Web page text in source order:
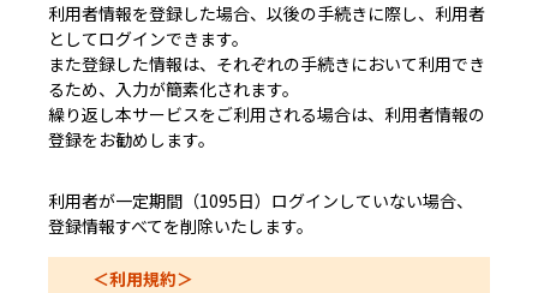
利用者情報を登録した場合、以後の手続きに際し、利用者
としてログインできます。
また登録した情報は、それぞれの手続きにおいて利用でき
るため、入力が簡素化されます。
繰り返し本サービスをご利用される場合は、利用者情報の
登録をお勧めします。
利用者が一定期間（1095日）ログインしていない場合、
登録情報すべてを削除いたします。
＜利用規約＞